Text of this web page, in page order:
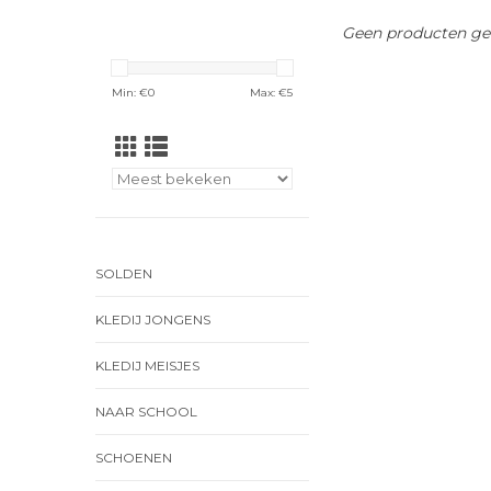
Min: €0 Max: €5
SOLDEN
KLEDIJ JONGENS
KLEDIJ MEISJES
NAAR SCHOOL
SCHOENEN
Geen producten